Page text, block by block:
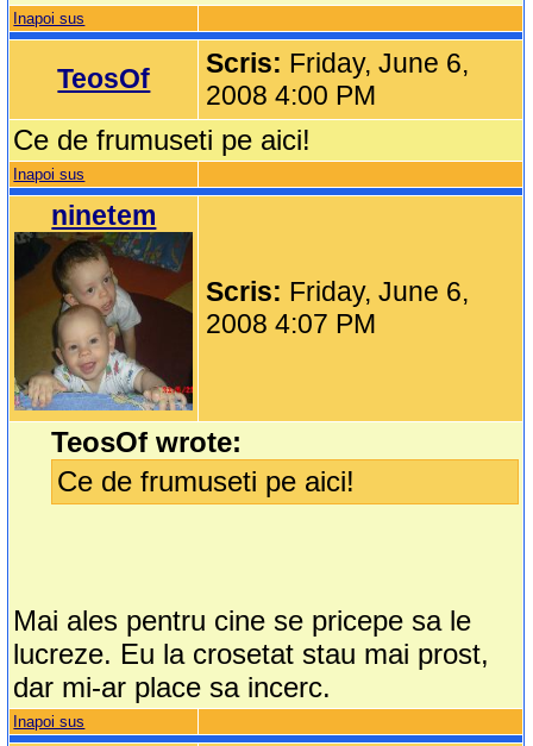
Inapoi sus
TeosOf Scris: Friday, June 6,
2008 4:00 PM
Ce de frumuseti pe aici!
Inapoi sus
ninetem
Scris: Friday, June 6,
2008 4:07 PM
TeosOf wrote:
Ce de frumuseti pe aici!
Mai ales pentru cine se pricepe sa le
lucreze. Eu la crosetat stau mai prost,
dar mi-ar place sa incerc.
Inapoi sus